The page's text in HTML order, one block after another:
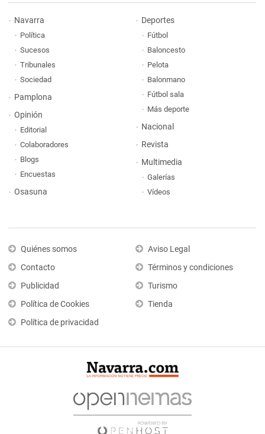
Navarra
Política
Sucesos
Tribunales
Sociedad
Pamplona
Opinión
Editorial
Colaboradores
Blogs
Encuestas
Osasuna
Deportes
Fútbol
Baloncesto
Pelota
Balonmano
Fútbol sala
Más deporte
Nacional
Revista
Multimedia
Galerías
Vídeos
Quiénes somos
Contacto
Publicidad
Política de Cookies
Política de privacidad
Aviso Legal
Términos y condiciones
Turismo
Tienda